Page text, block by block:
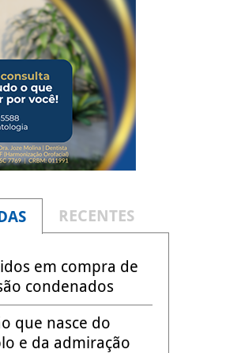
RECENTES
em compra de
condenados
que nasce do
e da admiração